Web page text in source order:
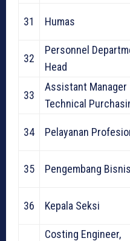
31 Humas
32
Personnel
Head
33
Assistant Manager
Technical
34 Pelayanan
35 Pengembang Bisnis
36 Kepala Seksi
Costing Engineer,